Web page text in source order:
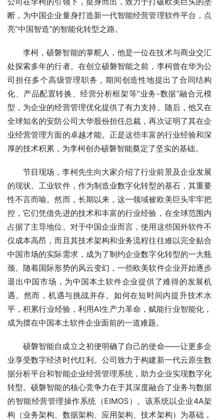
断，为中国企业量身打造新一代智能经营管理软件平台，点
亮“中国智造”的智能化转型之路。
李柯，硕磐智能的掌舵人，他是一位在技术与商业交汇
处探索多年的行者。在创立硕磐智能之前，李柯曾在华为公
司担任多个高级管理职务，期间创造性地提出了合同结构
化、产品配置转换、经营分析框架等“业务-数据”融合元模
型，为企业的经营管理优化提供了有力支持。随后，他又在
全球知名的安防公司大华股份担任总裁，再次证明了其在企
业经营管理方面的卓越才能。正是这些丰富的行业经验和深
厚的技术积累，为李柯创办硕磐智能奠定了坚实的基础。
节目现场，李柯先生向大家介绍了行业前景及企业发展
的现状。工业软件，作为制造业数字化转型的基石，其重要
性不言而喻。然而，长期以来，这一领域被欧美巨头牢牢把
控，它们凭借先进的技术和丰富的行业经验，在全球范围内
占据了主导地位。对于中国企业而言，使用这些国外软件不
仅成本高昂，而且其技术架构和业务流程往往难以完全贴合
中国市场的实际需求，成为了制约企业数字化转型的一大瓶
颈。随着国际形势的风云变幻，一些欧美软件企业开始逐步
退出中国市场，为中国本土软件企业提供了难得的发展机
遇。然而，机遇与挑战并存。如何在短时间内提升技术水
平，积累行业经验，利用AI生产力革命，赋能行业智能化，
成为摆在中国本土软件企业面前的一道难题。
硕磐智能自成立之初便明确了自己的使命——让更多企
业享受数字经济时代红利。公司致力于构建新一代云原生数
据分析平台和智能企业经营管理系统，助力企业实现数字化
转型。硕磐智能的核心竞争力在于其深度融合了业务与数据
的智能经营管理操作系统（EIMOS）。该系统以企业4A架
构（业务架构、数据架构、应用架构、技术架构）为基础，